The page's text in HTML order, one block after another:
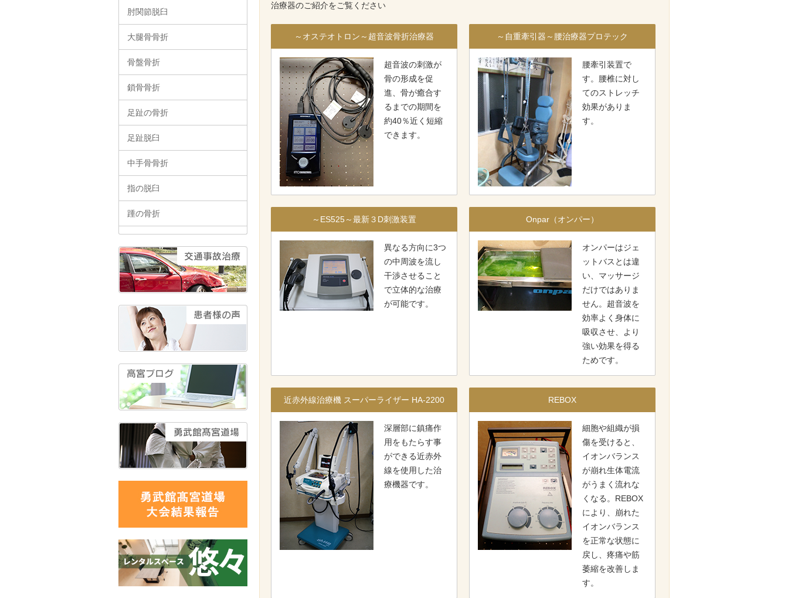
治療器のご紹介をご覧ください
～オステオトロン～超音波骨折治療器
超音波の刺激が
骨の形成を促
進、骨が癒合す
るまでの期間を
約40％近く短縮
できます。
～自重牽引器～腰治療器プロテック
腰牽引装置で
す。腰椎に対し
てのストレッチ
効果がありま
す。
～ES525～最新３D刺激装置
異なる方向に3つ
の中周波を流し
干渉させること
で立体的な治療
が可能です。
Onpar（オンパー）
オンパーはジェ
ットバスとは違
い、マッサージ
だけではありま
せん。超音波を
効率よく身体に
吸収させ、より
強い効果を得る
ためです。
近赤外線治療機 スーパーライザー HA-2200
深層部に鎮痛作
用をもたらす事
ができる近赤外
線を使用した治
療機器です。
REBOX
細胞や組織が損
傷を受けると、
イオンバランス
が崩れ生体電流
がうまく流れな
くなる。REBOX
により、崩れた
イオンバランス
を正常な状態に
戻し、疼痛や筋
萎縮を改善しま
す。
肘関節脱臼
大腿骨骨折
骨盤骨折
鎖骨骨折
足趾の骨折
足趾脱臼
中手骨骨折
指の脱臼
踵の骨折